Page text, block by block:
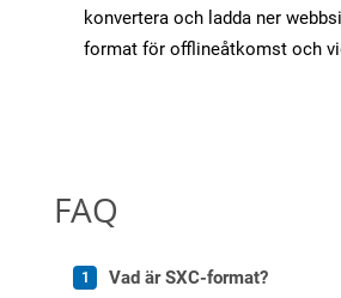
konvertera och ladda ner
format för offlineåtkomst och
FAQ
Vad är SXC-format?